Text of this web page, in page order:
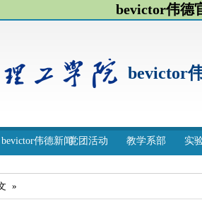
bevictor伟德
bevictor
bevictor伟德新闻党团活动 教学系部 实
»